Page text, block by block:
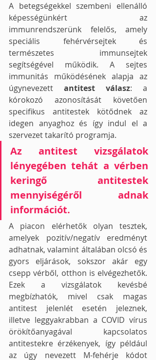
A betegségekkel szembeni ellenálló
képességünkért az
immunrendszerünk felelős, amely
speciális fehérvérsejtek és
természetes immunsejtek
segítségével működik. A sejtes
immunitás működésének alapja az
úgynevezett antitest válasz: a
kórokozó azonosítását követően
specifikus antitestek kötődnek az
idegen anyaghoz és így indul el a
szervezet takarító programja.
Az antitest vizsgálatok
lényegében tehát a vérben
keringő antitestek
mennyiségéről adnak
információt.
A piacon elérhetők olyan tesztek,
amelyek pozitív/negatív eredményt
adhatnak, valamint általában olcsó és
gyors eljárások, sokszor akár egy
csepp vérből, otthon is elvégezhetők.
Ezek a vizsgálatok kevésbé
megbízhatók, mivel csak magas
antitest jelenlét esetén jeleznek,
illetve leggyakrabban a COVID vírus
örökítőanyagával kapcsolatos
antitestekre érzékenyek, így például
az úgy nevezett M-fehérje kódot